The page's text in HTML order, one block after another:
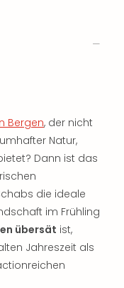
Bergen, der nicht
Natur,
Dann ist das
die ideale
im Frühling
übersät ist,
Jahreszeit als